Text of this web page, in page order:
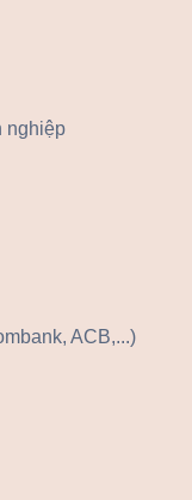
nghiệp
ACB,...)